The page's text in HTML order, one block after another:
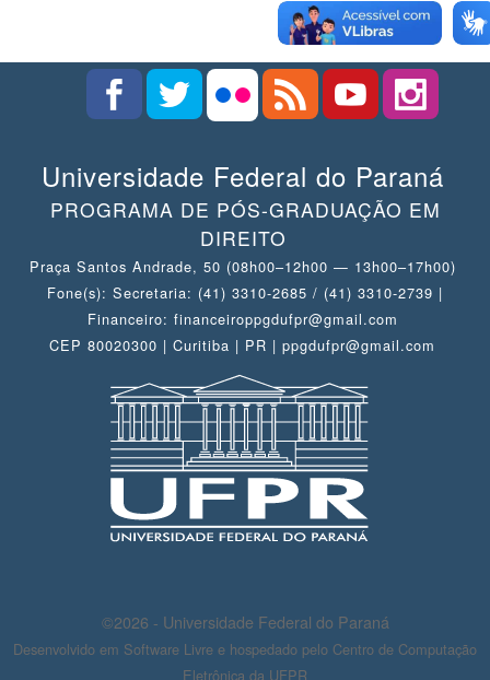
Universidade Federal do Paraná
PROGRAMA DE PÓS-GRADUAÇÃO EM
DIREITO
Praça Santos Andrade, 50 (08h00–12h00 — 13h00–17h00)
Fone(s): Secretaria: (41) 3310-2685 / (41) 3310-2739 |
Financeiro: financeiroppgdufpr@gmail.com
CEP 80020300 | Curitiba | PR | ppgdufpr@gmail.com
©2026 - Universidade Federal do Paraná
Desenvolvido em Software Livre e hospedado pelo Centro de Computação
Eletrônica da UFPR